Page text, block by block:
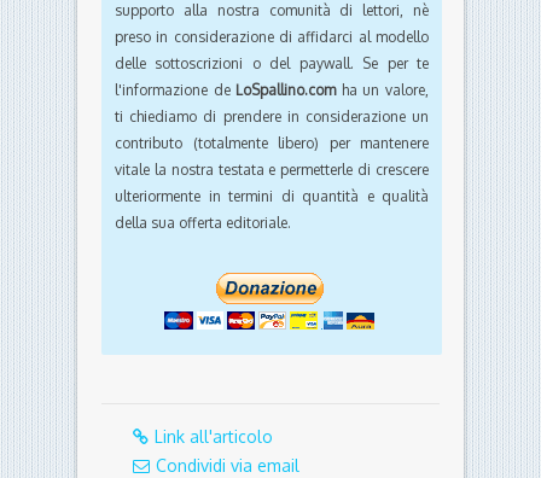
supporto alla nostra comunità di lettori, nè
preso in considerazione di affidarci al modello
delle sottoscrizioni o del paywall. Se per te
l'informazione de LoSpallino.comha un valore,
ti chiediamo di prendere in considerazione un
contributo (totalmente libero) per mantenere
vitale la nostra testata e permetterle di crescere
ulteriormente in termini di quantità e qualità
della sua offerta editoriale.
Link all'articolo
Condividi via email